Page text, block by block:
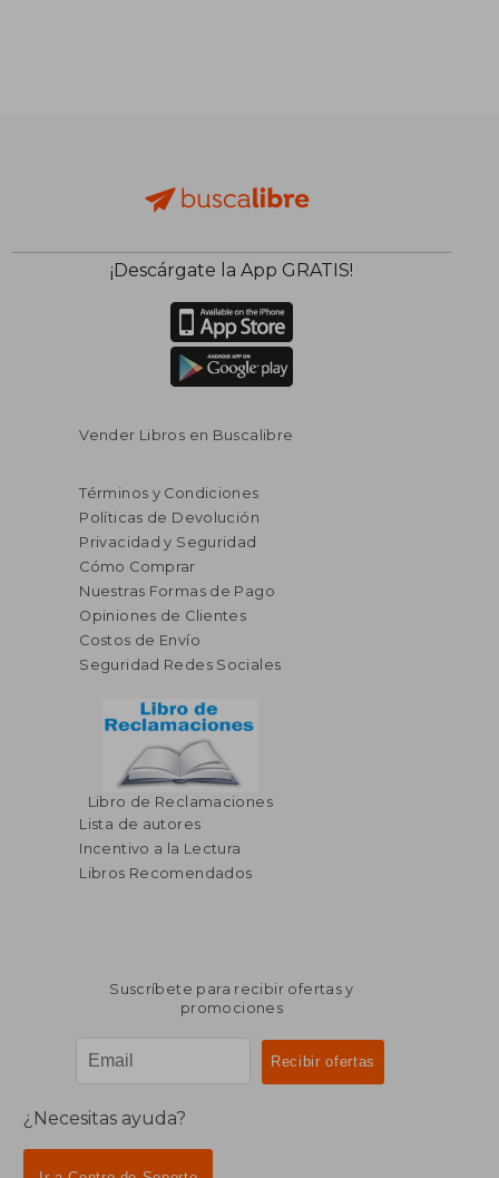
¡Descárgate la App GRATIS!
Vender Libros en Buscalibre
Términos y Condiciones
Políticas de Devolución
Privacidad y Seguridad
Cómo Comprar
Nuestras Formas de Pago
Opiniones de Clientes
Costos de Envío
Seguridad Redes Sociales
Libro de Reclamaciones
Lista de autores
Incentivo a la Lectura
Libros Recomendados
Suscríbete para recibir ofertas y
promociones
¿Necesitas ayuda?